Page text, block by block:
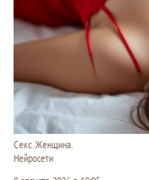
Секс. Женщина.
Нейросети